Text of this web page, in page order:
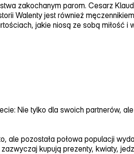
zakochanym parom. Cesarz
Walenty jest również
jakie niosą ze sobą miłość i
Nie tylko dla swoich partnerów,
pozostała połowa populacji
kupują prezenty, kwiaty,